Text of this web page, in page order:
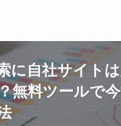
に自社サイト
無料ツールで